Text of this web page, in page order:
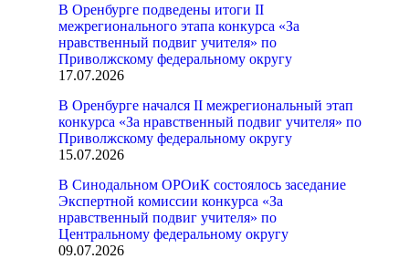
В Оренбурге подведены итоги II
межрегионального этапа конкурса «За
нравственный подвиг учителя» по
Приволжскому федеральному округу
17.07.2026
В Оренбурге начался II межрегиональный этап
конкурса «За нравственный подвиг учителя» по
Приволжскому федеральному округу
15.07.2026
В Синодальном ОРОиК состоялось заседание
Экспертной комиссии конкурса «За
нравственный подвиг учителя» по
Центральному федеральному округу
09.07.2026